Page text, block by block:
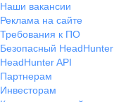
Наши вакансии
Реклама на сайте
Требования к ПО
Безопасный HeadHunter
HeadHunter API
Партнерам
Инвесторам